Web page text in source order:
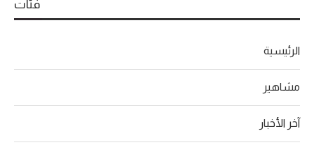
فئات
الرئيسية
مشاهير
آخر الأخبار